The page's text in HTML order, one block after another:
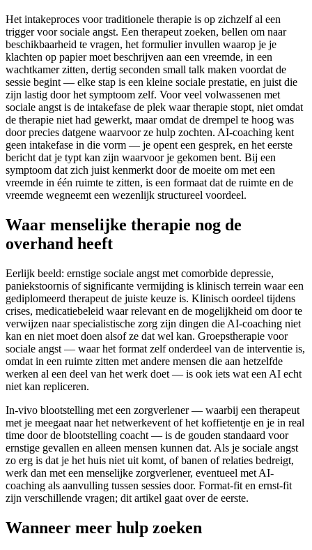
Het intakeproces voor traditionele therapie is op zichzelf al een
trigger voor sociale angst. Een therapeut zoeken, bellen om naar
beschikbaarheid te vragen, het formulier invullen waarop je je
klachten op papier moet beschrijven aan een vreemde, in een
wachtkamer zitten, dertig seconden small talk maken voordat de
sessie begint — elke stap is een kleine sociale prestatie, en juist die
zijn lastig door het symptoom zelf. Voor veel volwassenen met
sociale angst is de intakefase de plek waar therapie stopt, niet omdat
de therapie niet had gewerkt, maar omdat de drempel te hoog was
door precies datgene waarvoor ze hulp zochten. AI-coaching kent
geen intakefase in die vorm — je opent een gesprek, en het eerste
bericht dat je typt kan zijn waarvoor je gekomen bent. Bij een
symptoom dat zich juist kenmerkt door de moeite om met een
vreemde in één ruimte te zitten, is een formaat dat de ruimte en de
vreemde wegneemt een wezenlijk structureel voordeel.
Waar menselijke therapie nog de
overhand heeft
Eerlijk beeld: ernstige sociale angst met comorbide depressie,
paniekstoornis of significante vermijding is klinisch terrein waar een
gediplomeerd therapeut de juiste keuze is. Klinisch oordeel tijdens
crises, medicatiebeleid waar relevant en de mogelijkheid om door te
verwijzen naar specialistische zorg zijn dingen die AI-coaching niet
kan en niet moet doen alsof ze dat wel kan. Groepstherapie voor
sociale angst — waar het format zelf onderdeel van de interventie is,
omdat in een ruimte zitten met andere mensen die aan hetzelfde
werken al een deel van het werk doet — is ook iets wat een AI echt
niet kan repliceren.
In-vivo blootstelling met een zorgverlener — waarbij een therapeut
met je meegaat naar het netwerkevent of het koffietentje en je in real
time door de blootstelling coacht — is de gouden standaard voor
ernstige gevallen en alleen mensen kunnen dat. Als je sociale angst
zo erg is dat je het huis niet uit komt, of banen of relaties bedreigt,
werk dan met een menselijke zorgverlener, eventueel met AI-
coaching als aanvulling tussen sessies door. Format-fit en ernst-fit
zijn verschillende vragen; dit artikel gaat over de eerste.
Wanneer meer hulp zoeken